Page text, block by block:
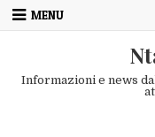
Skip to content
MENU
Informazioni e news